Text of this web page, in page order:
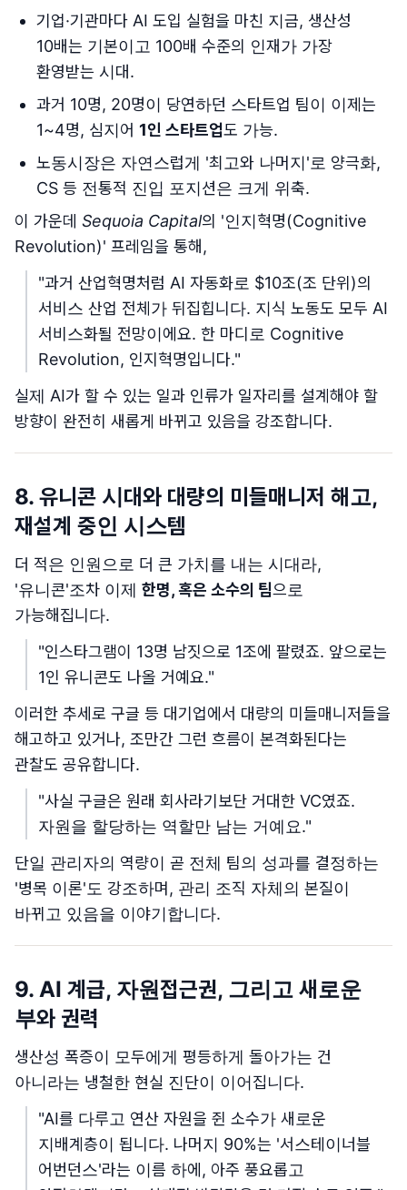
기업·기관마다 AI 도입 실험을 마친 지금, 생산성
10배는 기본이고 100배 수준의 인재가 가장
환영받는 시대.
과거 10명, 20명이 당연하던 스타트업 팀이 이제는
1~4명, 심지어 1인 스타트업도 가능.
노동시장은 자연스럽게 '최고와 나머지'로 양극화,
CS 등 전통적 진입 포지션은 크게 위축.
이 가운데 Sequoia Capital의 '인지혁명(Cognitive
Revolution)' 프레임을 통해,
"과거 산업혁명처럼 AI 자동화로 $10조(조 단위)의
서비스 산업 전체가 뒤집힙니다. 지식 노동도 모두 AI
서비스화될 전망이에요. 한 마디로 Cognitive
Revolution, 인지혁명입니다."
실제 AI가 할 수 있는 일과 인류가 일자리를 설계해야 할
방향이 완전히 새롭게 바뀌고 있음을 강조합니다.
8. 유니콘 시대와 대량의 미들매니저 해고,
재설계 중인 시스템
더 적은 인원으로 더 큰 가치를 내는 시대라,
'유니콘'조차 이제 한명, 혹은 소수의 팀으로
가능해집니다.
"인스타그램이 13명 남짓으로 1조에 팔렸죠. 앞으로는
1인 유니콘도 나올 거예요."
이러한 추세로 구글 등 대기업에서 대량의 미들매니저들을
해고하고 있거나, 조만간 그런 흐름이 본격화된다는
관찰도 공유합니다.
"사실 구글은 원래 회사라기보단 거대한 VC였죠.
자원을 할당하는 역할만 남는 거예요."
단일 관리자의 역량이 곧 전체 팀의 성과를 결정하는
'병목 이론'도 강조하며, 관리 조직 자체의 본질이
바뀌고 있음을 이야기합니다.
9. AI 계급, 자원접근권, 그리고 새로운
부와 권력
생산성 폭증이 모두에게 평등하게 돌아가는 건
아니라는 냉철한 현실 진단이 이어집니다.
"AI를 다루고 연산 자원을 쥔 소수가 새로운
지배계층이 됩니다. 나머지 90%는 '서스테이너블
어번던스'라는 이름 하에, 아주 풍요롭고